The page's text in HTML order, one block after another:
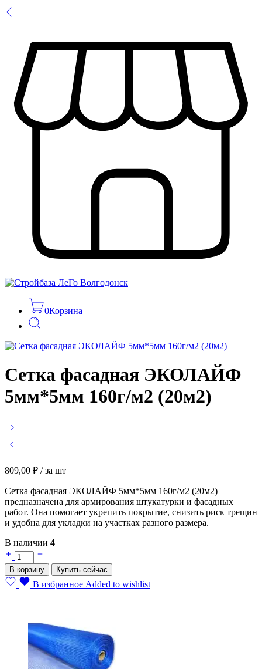
0Корзина
Сетка фасадная ЭКОЛАЙФ
5мм*5мм 160г/м2 (20м2)
809,00 ₽ / за шт
Сетка фасадная ЭКОЛАЙФ 5мм*5мм 160г/м2 (20м2)
предназначена для армирования штукатурки и фасадных
работ. Она помогает укрепить покрытие, снизить риск трещин
и удобна для укладки на участках разного размера.
В наличии 4
Сетка
фасадная
ЭКОЛАЙФ
5мм*5мм
quantity
В корзину Купить сейчас
В избранное Added to wishlist